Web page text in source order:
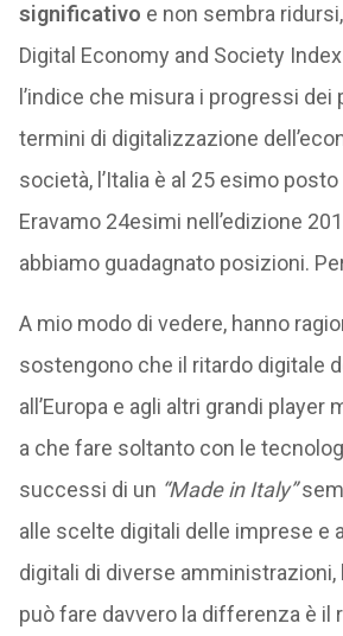
significativo e non sembra
Digital Economy and Society
l’indice che misura i progressi dei
termini di digitalizzazione
società, l’Italia è al 25 esimo
Eravamo 24esimi nell’edizione
abbiamo guadagnato posizioni.
A mio modo di vedere, hanno
sostengono che il ritardo digitale
all’Europa e agli altri grandi player
a che fare soltanto con le
successi di un “Made in Italy”
alle scelte digitali delle imprese e
digitali di diverse amministrazioni,
può fare davvero la differenza è il